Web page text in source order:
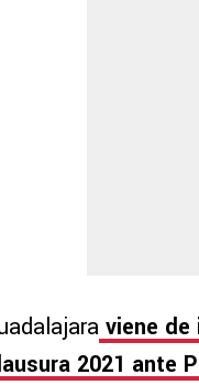
viene de
2021 ante